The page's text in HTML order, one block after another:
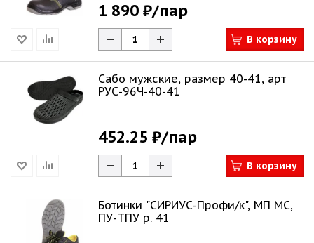
1 890 ₽/пар
В корзину
Сабо мужские, размер 40-41, арт
РУС-96Ч-40-41
452.25 ₽/пар
В корзину
Ботинки "СИРИУС-Профи/к", МП МС,
ПУ-ТПУ р. 41